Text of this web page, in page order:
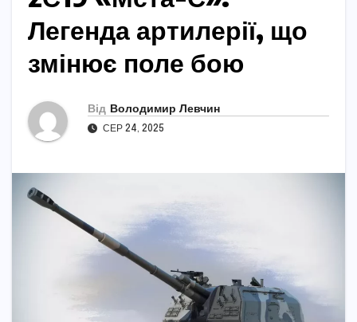
Легенда артилерії, що
змінює поле бою
Від Володимир Левчин
СЕР 24, 2025